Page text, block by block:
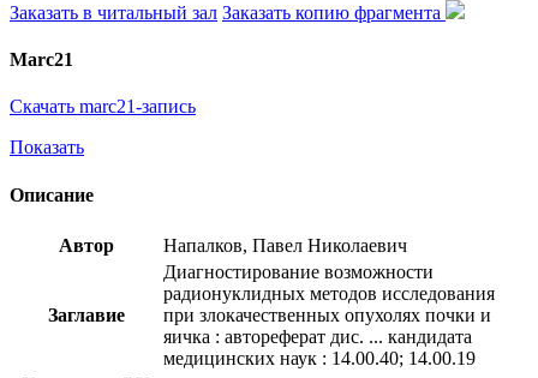
Заказать в читальный зал Заказать копию фрагмента
Marc21
Скачать marc21-запись
Показать
Описание
Автор Напалков, Павел Николаевич
Заглавие
Диагностирование возможности
радионуклидных методов исследования
при злокачественных опухолях почки и
яичка : автореферат дис. ... кандидата
медицинских наук : 14.00.40; 14.00.19